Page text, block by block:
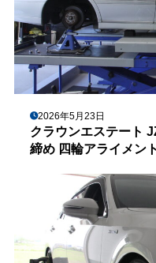
2026年5月23日
クラウンエステート
締め 四輪アライメント